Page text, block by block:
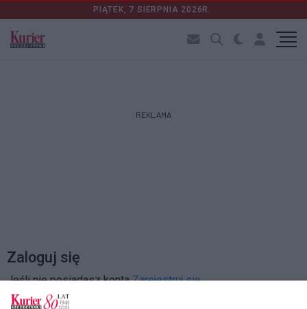
PIĄTEK, 7 SIERPNIA 2026R.
REKLAMA
Zaloguj się
Jeśli nie posiadasz kontaZarejestruj się